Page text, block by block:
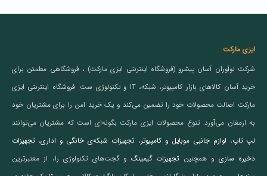
ایزی مارکت
شرکت نوآوران آسان پیشرو (فروشگاه اینترنتی ایزی مارکت) ، فروشگاهی مطمئن برای
خرید آسان کالاهای بازار کامپیوتر، شبکه، IT و تکنولوژی ست. فروشگاه اینترنتی ایزی
مارکت اصالت محصولات خود را تضمین می‌کند و یک خرید امن را برای مشتریان خود
به ارمغان می‌آورد. تنوع محصولات ایزی مارکت بگونه‌ای است که مشتریان می‌توانند
لپ تاپ، لوازم جانبی موبایل و کامپیوتر،تجهیزات شبکه‌ی خانگی و اداری،تجهیزات
ذخیره سازی و همچنینتجهیزات گیمینگ و گجت‌های تکنولوژی را، از معتبرترین